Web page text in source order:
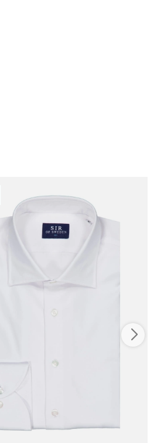
- en herreskjorte fra Sir i
stil med praktisk
den til et smart valg for
Med sin balancerede
denne skjorte et klogt valg for
komfortabel og nem at
og mere afslappede
Besøg os også i vores butik i